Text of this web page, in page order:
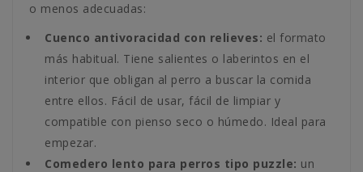
o menos adecuadas:
Cuenco antivoracidad con relieves: el formato
más habitual. Tiene salientes o laberintos en el
interior que obligan al perro a buscar la comida
entre ellos. Fácil de usar, fácil de limpiar y
compatible con pienso seco o húmedo. Ideal para
empezar.
Comedero lento para perros tipo puzzle: un